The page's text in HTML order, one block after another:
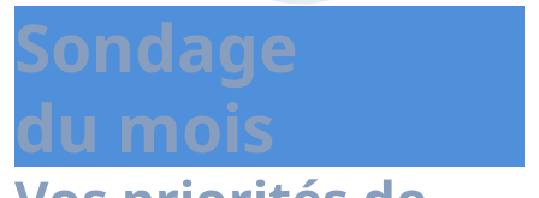
Sondage
du mois